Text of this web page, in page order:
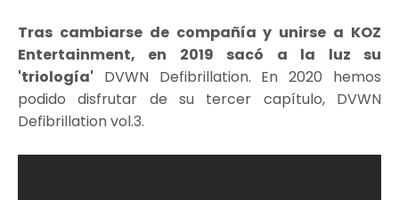
Tras cambiarse de compañía y unirse a KOZ
Entertainment, en 2019 sacó a la luz su
'triología' DVWN Defibrillation. En 2020 hemos
podido disfrutar de su tercer capítulo, DVWN
Defibrillation vol.3.